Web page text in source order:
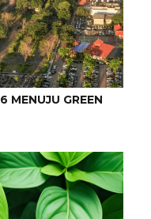
MENUJU GREEN